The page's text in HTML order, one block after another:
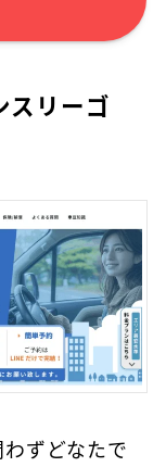
スリーゴ
ずどなたで